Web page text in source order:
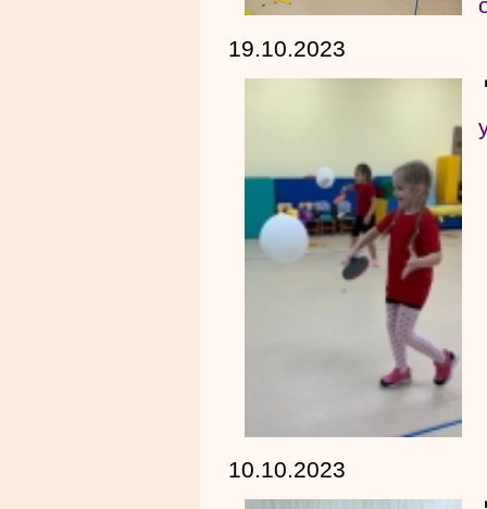
19.10.2023
10.10.2023